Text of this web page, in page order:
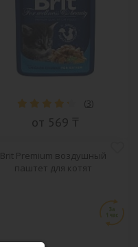
( 3)
от 569 ₸
Brit Premium воздушный
паштет для котят